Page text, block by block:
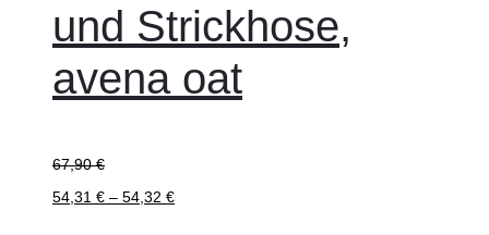
Varianten
auf.
Die
und Strickhose,
avena oat
67,90€
54,31 € – 54,32 €